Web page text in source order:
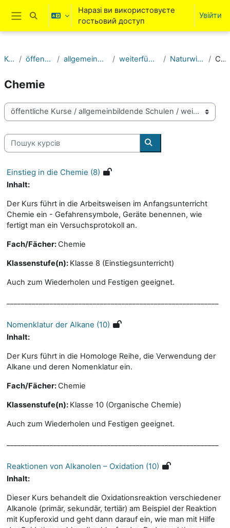
Перейти до головного вмісту
Бокова панель
Переключити введення пошуку
Наразі ви використовуєте
гостьовий доступ
Увійти
Курси öffentliche Kurse allgemeinbildende Schulen weiterführende Schulen Naturwissenschaften Chemie
Chemie
Категорії курсів
Пошук курсів
Пошук курсів
Einstieg in die Chemie (8)
Inhalt:
Der Kurs führt in die Arbeitsweisen im Anfangsunterricht
Chemie ein - Gefahrensymbole, Geräte benennen, wie
fertigt man ein Versuchsprotokoll an.
Fach/Fächer: Chemie
Klassenstufe(n): Klasse 8 (Einstiegsunterricht)
Auch zum Wiederholen und Festigen geeignet.
Nomenklatur der Alkane (10)
Inhalt:
Der Kurs führt in die Homologe Reihe, die Verwendung der
Alkane und deren Nomenklatur ein.
Fach/Fächer: Chemie
Klassenstufe(n): Klasse 10 (Organische Chemie)
Auch zum Wiederholen und Festigen geeignet.
Reaktionen von Alkanolen – Oxidation (10)
Inhalt:
Dieser Kurs behandelt die Oxidationsreaktion verschiedener
Alkanole (primär, sekundär, tertiär) am Beispiel der Reaktion
mit Kupferoxid und geht dann darauf ein, wie man mit Hilfe